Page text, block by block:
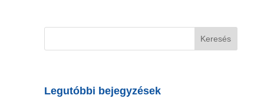
Legutóbbi bejegyzések